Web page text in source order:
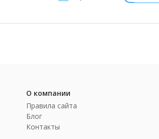
О компании
Правила сайта
Блог
Контакты